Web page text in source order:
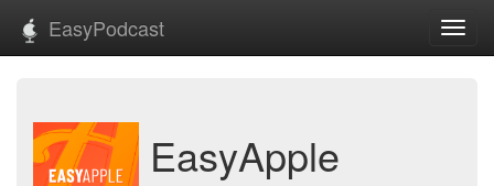
EasyPodcast
EasyApple